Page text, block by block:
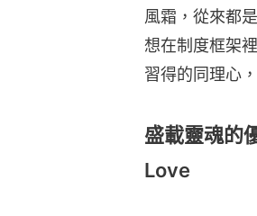
風霜，從來都
想在制度框架
習得的同理心
盛載靈魂的
Love